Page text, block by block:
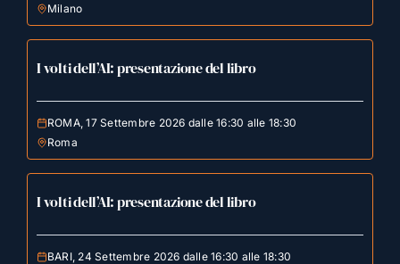
Milano
I volti dell’AI: presentazione del libro
ROMA, 17 Settembre 2026 dalle 16:30 alle 18:30
Roma
I volti dell’AI: presentazione del libro
BARI, 24 Settembre 2026 dalle 16:30 alle 18:30